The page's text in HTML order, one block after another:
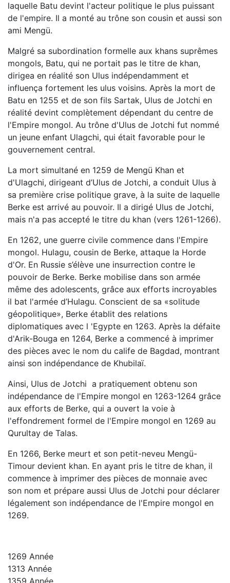
laquelle Batu devint l'acteur politique le plus puissant
de l'empire. Il a monté au trône son cousin et aussi son
ami Mengü.
Malgré sa subordination formelle aux khans suprêmes
mongols, Batu, qui ne portait pas le titre de khan,
dirigea en réalité son Ulus indépendamment et
influença fortement les ulus voisins. Après la mort de
Batu en 1255 et de son fils Sartak, Ulus de Jotchi en
réalité devint complètement dépendant du centre de
l'Empire mongol. Au trône d'Ulus de Jotchi fut nommé
un jeune enfant Ulagchi, qui était favorable pour le
gouvernement central.
La mort simultané en 1259 de Mengü Khan et
d'Ulagchi, dirigeant d’Ulus de Jotchi, a conduit Ulus à
sa première crise politique grave, à la suite de laquelle
Berke est arrivé au pouvoir. Il a dirigé Ulus de Jotchi,
mais n'a pas accepté le titre du khan (vers 1261-1266).
En 1262, une guerre civile commence dans l'Empire
mongol. Hulagu, cousin de Berke, attaque la Horde
d'Or. En Russie s’élève une insurrection contre le
pouvoir de Berke. Berke mobilise dans son armée
même des adolescents, grâce aux efforts incroyables
il bat l'armée d’Hulagu. Conscient de sa «solitude
géopolitique», Berke établit des relations
diplomatiques avec l 'Egypte en 1263. Après la défaite
d'Arik-Bouga en 1264, Berke a commencé à imprimer
des pièces avec le nom du calife de Bagdad, montrant
ainsi son indépendance de Khubilaï.
Ainsi, Ulus de Jotchi a pratiquement obtenu son
indépendance de l'Empire mongol en 1263-1264 grâce
aux efforts de Berke, qui a ouvert la voie à
l'effondrement formel de l'Empire mongol en 1269 au
Qurultay de Talas.
En 1266, Berke meurt et son petit-neveu Mengü-
Timour devient khan. En ayant pris le titre de khan, il
commence à imprimer des pièces de monnaie avec
son nom et prépare aussi Ulus de Jotchi pour déclarer
légalement son indépendance de l'Empire mongol en
1269.
1269 Année
1313 Année
1359 Année